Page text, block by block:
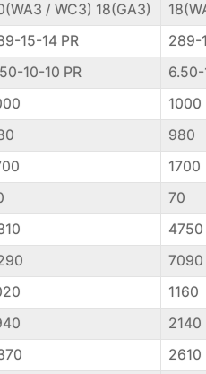
/ WC3) 18(GA3)
15-14 PR
289-
10-10 PR
6.50-
1000
980
1700
70
4750
7090
1160
2140
2610